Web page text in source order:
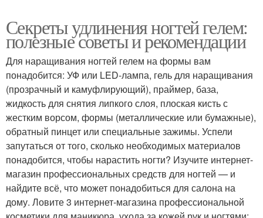
Секреты удлинения ногтей гелем:
полезные советы и рекомендации
Для наращивания ногтей гелем на формы вам
понадобится: УФ или LED-лампа, гель для наращивания
(прозрачный и камуфлирующий), праймер, база,
жидкость для снятия липкого слоя, плоская кисть с
жестким ворсом, формы (металлические или бумажные),
обратный пинцет или специальные зажимы. Успели
запутаться от того, сколько необходимых материалов
понадобится, чтобы нарастить ногти? Изучите интернет-
магазин профессиональных средств для ногтей — и
найдите всё, что может понадобиться для салона на
дому. Ловите 3 интернет-магазина профессиональной